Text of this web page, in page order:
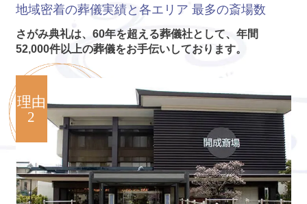
地域密着の葬儀実績と各エリア 最多の斎場数
さがみ典礼は、60年を超える葬儀社として、年間
52,000件以上の葬儀をお手伝いしております。
理由
2